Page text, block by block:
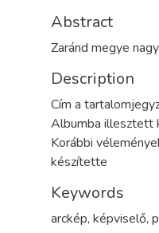
Abstract
Zaránd megye
Description
Cím a
Albumba illesztett
Korábbi
készítette
Keywords
arckép, képviselő,